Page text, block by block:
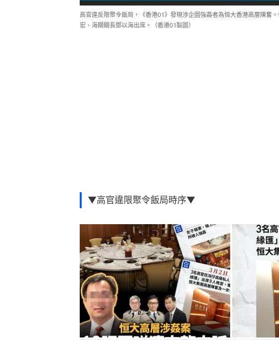
高官違反限聚令飯局，《香港01》發現涉企圖強姦者為恒大香港高層陳奮
宏、海關關長鄧以海出席。（香港01製圖）
▼高官違限聚令飯局時序▼